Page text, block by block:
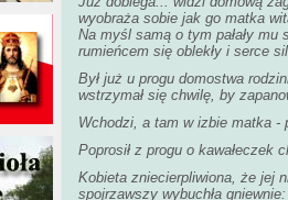
wyobraża sobie jak go matka
Na myśl samą o tym pałały
rumieńcem się oblekły i serce
Był już u progu domostwa
wstrzymał się chwilę, by
Wchodzi, a tam w izbie matka -
Poprosił z progu o kawałeczek
Kobieta zniecierpliwiona, że jej
spojrzawszy wybuchła gniewnie: